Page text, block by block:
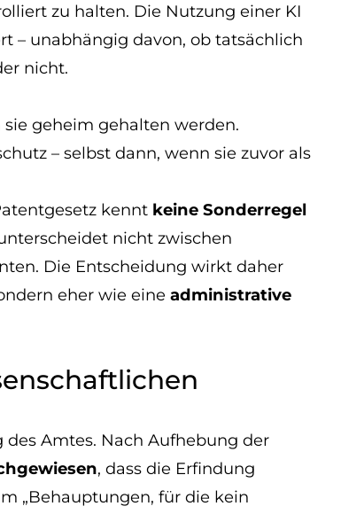
zu halten. Die Nutzung einer KI
– unabhängig davon, ob tatsächlich
nicht.
geheim gehalten werden.
– selbst dann, wenn sie zuvor als
kennt keine Sonderregel
nicht zwischen
Die Entscheidung wirkt daher
eher wie eine administrative
Amtes. Nach Aufhebung der
, dass die Erfindung
„Behauptungen, für die kein